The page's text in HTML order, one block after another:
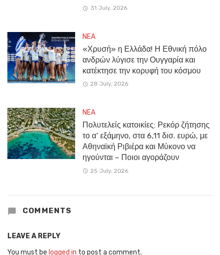
31 July, 2026
NEA
«Χρυσή» η Ελλάδα! Η Εθνική πόλο
ανδρών λύγισε την Ουγγαρία και
κατέκτησε την κορυφή του κόσμου
28 July, 2026
NEA
Πολυτελείς κατοικίες: Ρεκόρ ζήτησης
το α’ εξάμηνο, στα 6,11 δισ. ευρώ, με
Αθηναϊκή Ριβιέρα και Μύκονο να
ηγούνται – Ποιοι αγοράζουν
25 July, 2026
COMMENTS
LEAVE A REPLY
You must be logged in to post a comment.